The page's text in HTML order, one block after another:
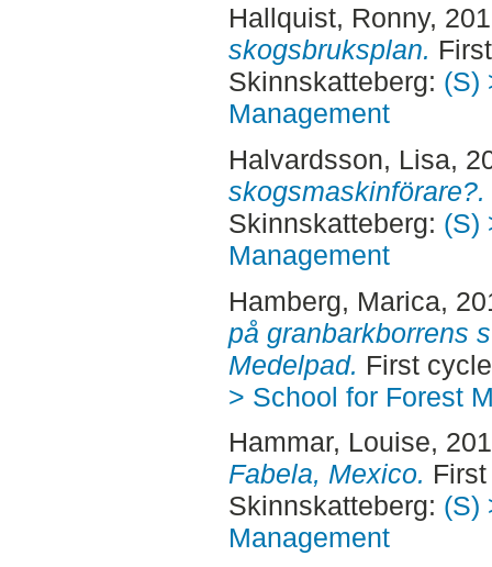
Hallquist, Ronny,
skogsbruksplan.
Skinnskatteberg: (S)
Management
Halvardsson, Lisa,
skogsmaskinförare?.
Skinnskatteberg: (S)
Management
Hamberg, Marica,
på granbarkborrens
Medelpad. First
> School for Forest
Hammar, Louise,
Fabela, Mexico.
Skinnskatteberg: (S)
Management